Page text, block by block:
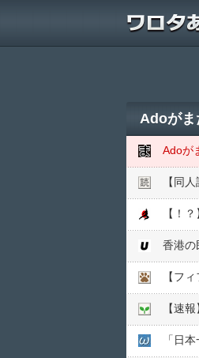
Adoがま
Adoが
【同
【！
香港の
【フ
【速
「日